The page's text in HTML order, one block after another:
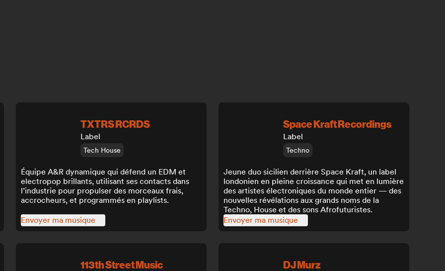
TXTRS RCRDS
Label
Tech House
Équipe A&R dynamique qui défend un EDM et
electropop brillants, utilisant ses contacts dans
l’industrie pour propulser des morceaux frais,
accrocheurs, et programmés en playlists.
Envoyer ma musique
Space Kraft Recordings
Label
Techno
Jeune duo sicilien derrière Space Kraft, un label
londonien en pleine croissance qui met en lumière
des artistes électroniques du monde entier — des
nouvelles révélations aux grands noms de la
Techno, House et des sons Afrofuturistes.
Envoyer ma musique
113th Street Music DJ Murz